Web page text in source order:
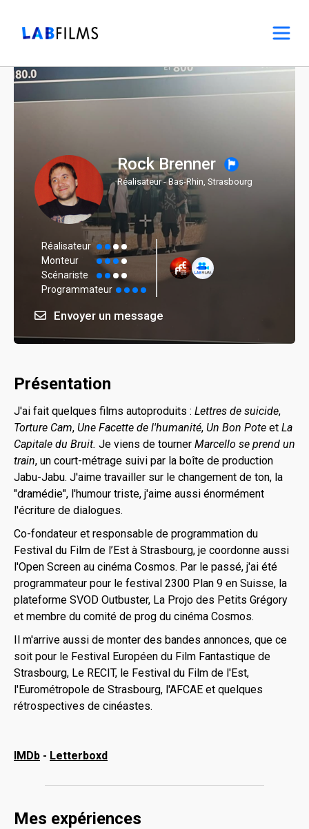
Rock Brenner
Réalisateur - Bas-Rhin, Strasbourg
Réalisateur
Monteur
Scénariste
Programmateur
Envoyer un message
Présentation
J'ai fait quelques films autoproduits : Lettres de suicide,
Torture Cam, Une Facette de l'humanité, Un Bon Pote et La
Capitale du Bruit. Je viens de tourner Marcello se prend un
train, un court-métrage suivi par la boîte de production
Jabu-Jabu. J'aime travailler sur le changement de ton, la
"dramédie", l'humour triste, j'aime aussi énormément
l'écriture de dialogues.
Co-fondateur et responsable de programmation du
Festival du Film de l’Est à Strasbourg, je coordonne aussi
l'Open Screen au cinéma Cosmos. Par le passé, j'ai été
programmateur pour le festival 2300 Plan 9 en Suisse, la
plateforme SVOD Outbuster, La Projo des Petits Grégory
et membre du comité de prog du cinéma Cosmos.
Il m'arrive aussi de monter des bandes annonces, que ce
soit pour le Festival Européen du Film Fantastique de
Strasbourg, Le RECIT, le Festival du Film de l'Est,
l'Eurométropole de Strasbourg, l'AFCAE et quelques
rétrospectives de cinéastes.
IMDb - Letterboxd
Mes expériences